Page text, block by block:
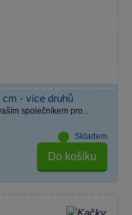
cm - více druhů
společníkem pro...
Skladem
Do košíku